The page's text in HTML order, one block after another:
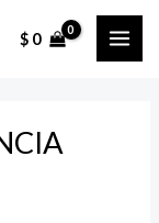
$0